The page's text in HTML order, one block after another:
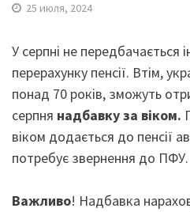
25 июля, 2024
У серпні не передбачається
перерахунку пенсії. Втім,
понад 70 років, зможуть
серпня надбавку за віком.
віком додається до пенсії
потребує звернення до ПФУ.
Важливо! Надбавка